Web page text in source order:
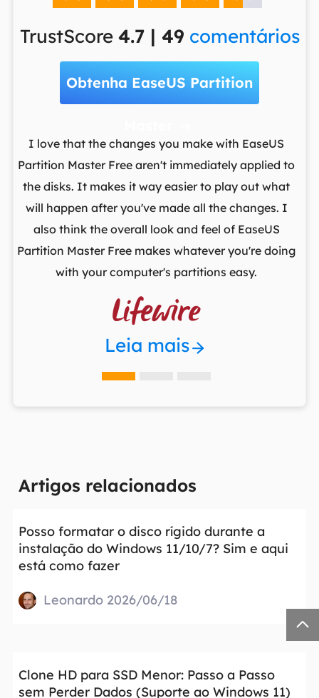
TrustScore 4.7 | 49 comentários
Obtenha EaseUS Partition
I love that the changes you make with EaseUS
Partition Master Free aren't immediately applied to
the disks. It makes it way easier to play out what
will happen after you've made all the changes. I
also think the overall look and feel of EaseUS
Partition Master Free makes whatever you're doing
with your computer's partitions easy.

Leia mais
Artigos relacionados
Posso formatar o disco rígido durante a
instalação do Windows 11/10/7? Sim e aqui
está como fazer
Leonardo 2026/06/18
Clone HD para SSD Menor: Passo a Passo
sem Perder Dados (Suporte ao Windows 11)
